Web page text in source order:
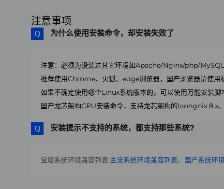
注意事项
为什么使用安装命令，却安装失败了
注意：必须为没装过其它环境如Apache/Nginx/php/
推荐使用Chrome、火狐、edge浏览器，国产浏览器请使用
如果不确定使用哪个Linux系统版本的，可以使用万能安装脚
国产龙芯架构CPU安装命令，支持龙芯架构的loongnix 8.x
安装提示不支持的系统，都支持那些系统?
宝塔系统环境兼容列表:主流系统环境兼容列表、 国产系统环